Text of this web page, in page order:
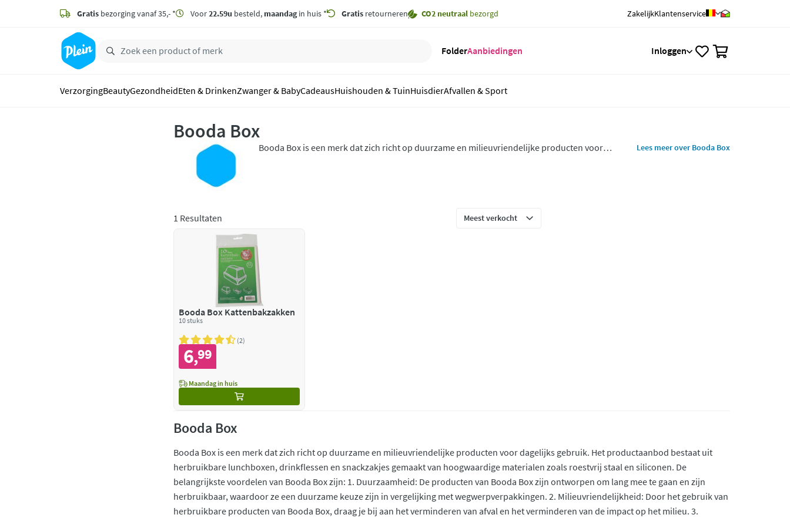
zoeken
hoofdinhoud
Gratis bezorging vanaf 35,- * Voor22.59u besteld, maandagin huis * Gratis retourneren CO2 neutraal bezorgd ZakelijkKlantenservice
FolderAanbiedingen Inloggen
VerzorgingBeautyGezondheidEten & DrinkenZwanger & BabyCadeausHuishouden & TuinHuisdierAfvallen & Sport
Booda Box
Booda Box is een merk dat zich richt op duurzame en milieuvriendelijke producten voor
Lees meer over Booda Box
1 Resultaten
Booda Box Kattenbakzakken
10 stuks
2
6,99
Maandag in huis
Booda Box
Booda Box is een merk dat zich richt op duurzame en milieuvriendelijke producten voor dagelijks gebruik. Het productaanbod bestaat uit
herbruikbare lunchboxen, drinkflessen en snackzakjes gemaakt van hoogwaardige materialen zoals roestvrij staal en siliconen. De
belangrijkste voordelen van Booda Box zijn: 1. Duurzaamheid: De producten van Booda Box zijn ontworpen om lang mee te gaan en zijn
herbruikbaar, waardoor ze een duurzame keuze zijn in vergelijking met wegwerpverpakkingen. 2. Milieuvriendelijkheid: Door het gebruik van
herbruikbare producten van Booda Box, draag je bij aan het verminderen van afval en het verminderen van de impact op het milieu. 3.